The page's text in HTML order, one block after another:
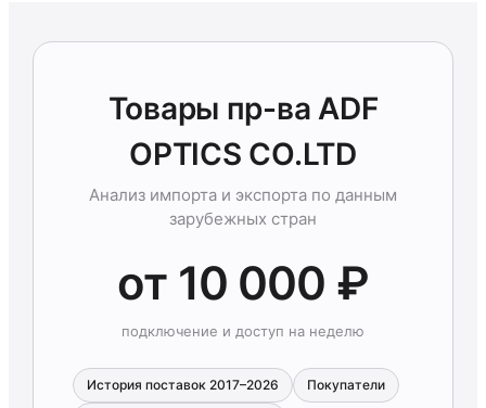
Товары пр-ва ADF
OPTICS CO.LTD
Анализ импорта и экспорта по данным
зарубежных стран
от 10 000 ₽
подключение и доступ на неделю
История поставок 2017–2026 Покупатели